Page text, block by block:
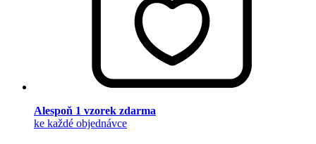
Alespoň 1 vzorek zdarma
ke každé objednávce